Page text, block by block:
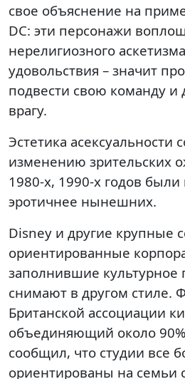
свое объяснение на
DC: эти персонажи
нерелигиозного
удовольствия – значит
подвести свою команду
врагу.
Эстетика асексуальности
изменению зрительских
1980-х, 1990-х годов
эротичнее нынешних.
Disney и другие крупные
ориентированные
заполнившие культурное
снимают в другом стиле.
Британской ассоциации
объединяющий около
сообщил, что студии все
ориентированы на семьи